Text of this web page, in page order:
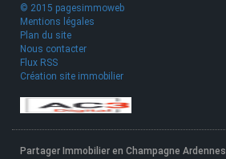
© 2015 pagesimmoweb
Mentions légales
Plan du site
Nous contacter
Flux RSS
Création site immobilier
Partager Immobilier en Champagne Ardennes